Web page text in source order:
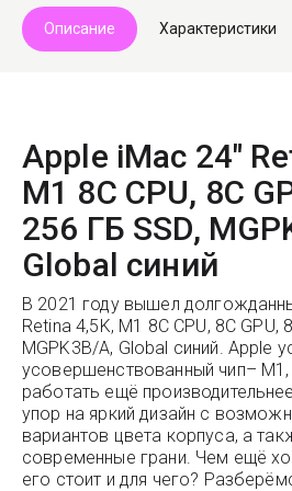
Описание Характеристики
Apple iMac 24"
M1 8C CPU, 8C
256 ГБ SSD,
Global синий
В 2021 году вышел
Retina 4,5K, M1 8C CPU, 8C GPU,
MGPK3B/A, Global синий. Apple
усовершенствованный чип–
работать ещё
упор на яркий дизайн с
вариантов цвета корпуса, а
современные грани. Чем ещё
его стоит и для чего?